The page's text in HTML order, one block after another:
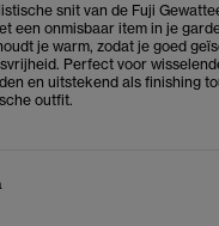
snit van de Fuji
een onmisbaar item in je
je warm, zodat je goed
Perfect voor
en uitstekend als finishing
outfit.